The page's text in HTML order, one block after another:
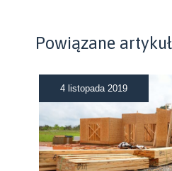
Powiązane
4 listopada 2019